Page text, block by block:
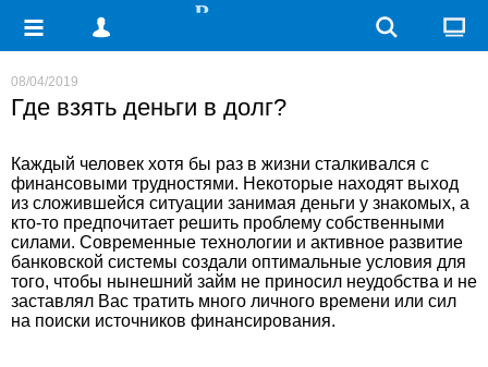
08/04/2019
Где взять деньги в долг?
Каждый человек хотя бы раз в жизни сталкивался с
финансовыми трудностями. Некоторые находят выход
из сложившейся ситуации занимая деньги у знакомых, а
кто-то предпочитает решить проблему собственными
силами. Современные технологии и активное развитие
банковской системы создали оптимальные условия для
того, чтобы нынешний займ не приносил неудобства и не
заставлял Вас тратить много личного времени или сил
на поиски источников финансирования.